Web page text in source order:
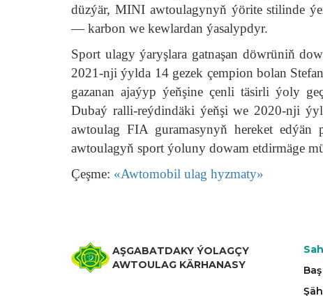
düzýär, MINI awtoulagynyň ýörite stilinde
— karbon we kewlardan ýasalypdyr.
Sport ulagy ýaryşlara gatnaşan döwrüniň
2021-nji ýylda 14 gezek çempion bolan
gazanan ajaýyp ýeňşine çenli täsirli ýoly
Dubaý ralli-reýdindäki ýeňşi we 2020-nji
awtoulag FIA guramasynyň hereket
awtoulagyň sport ýoluny dowam etdirmäge
Çeşme: «Awtomobil ulag hyzmaty»
AŞGABATDAKY ÝOLAGÇY
AWTOULAG KÄRHANASY